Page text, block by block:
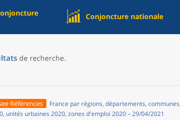
Conjoncture nationale
de recherche.
Références
France par régions, départements,
unités urbaines 2020, zones d'emploi 2020 – 29/04/2021